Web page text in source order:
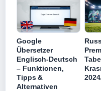
Google
Übersetzer
Englisch-Deutsch
– Funktionen,
Tipps &
Alternativen